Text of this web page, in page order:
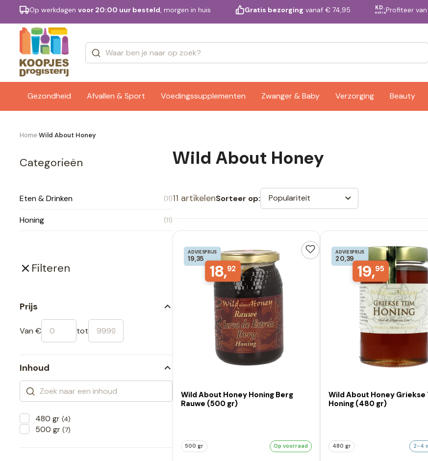
Op werkdagen voor 20:00 uur besteld, morgen in huis Gratis bezorging vanaf € 74,95 KD.
extraProfiteer
Gezondheid Afvallen & Sport Voedingssupplementen Zwanger & Baby Verzorging Beauty
Merken
Home›Wild About Honey
Categorieën
Eten & Drinken (11)
Honing (11)
Filteren
Prijs
Van € tot
Inhoud
480 gr (4)
500 gr (7)
Wild About Honey
11 artikelenSorteer op: Populariteit
ADVIESPRIJS
19,35
18,92
Wild About Honey Honing Berg
Rauwe (500 gr)
500 gr Op voorraad
ADVIESPRIJS
20,39
19,95
Wild About Honey Griekse
Honing (480 gr)
480 gr 2-4